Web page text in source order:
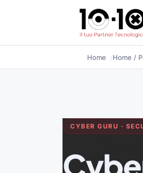
Home Home /
CYBER GURU ·